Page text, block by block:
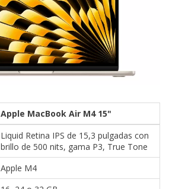
Apple MacBook Air M4 15"
Liquid Retina IPS de 15,3 pulgadas con
brillo de 500 nits, gama P3, True Tone
Apple M4